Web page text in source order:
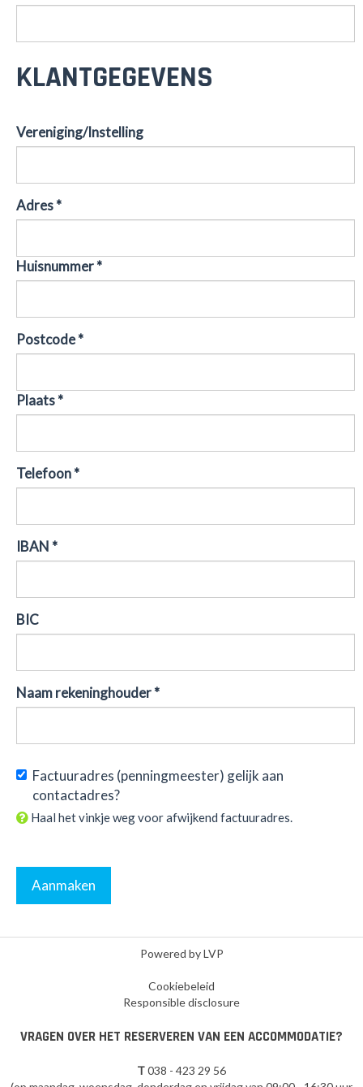
KLANTGEGEVENS
Vereniging/Instelling
Adres *
Huisnummer *
Postcode *
Plaats *
Telefoon *
IBAN *
BIC
Naam rekeninghouder *
Factuuradres (penningmeester) gelijk aan
contactadres?
Haal het vinkje weg voor afwijkend factuuradres.
Aanmaken
Powered by LVP
Cookiebeleid
Responsible disclosure
VRAGEN OVER HET RESERVEREN VAN EEN ACCOMMODATIE?
T038 - 423 29 56